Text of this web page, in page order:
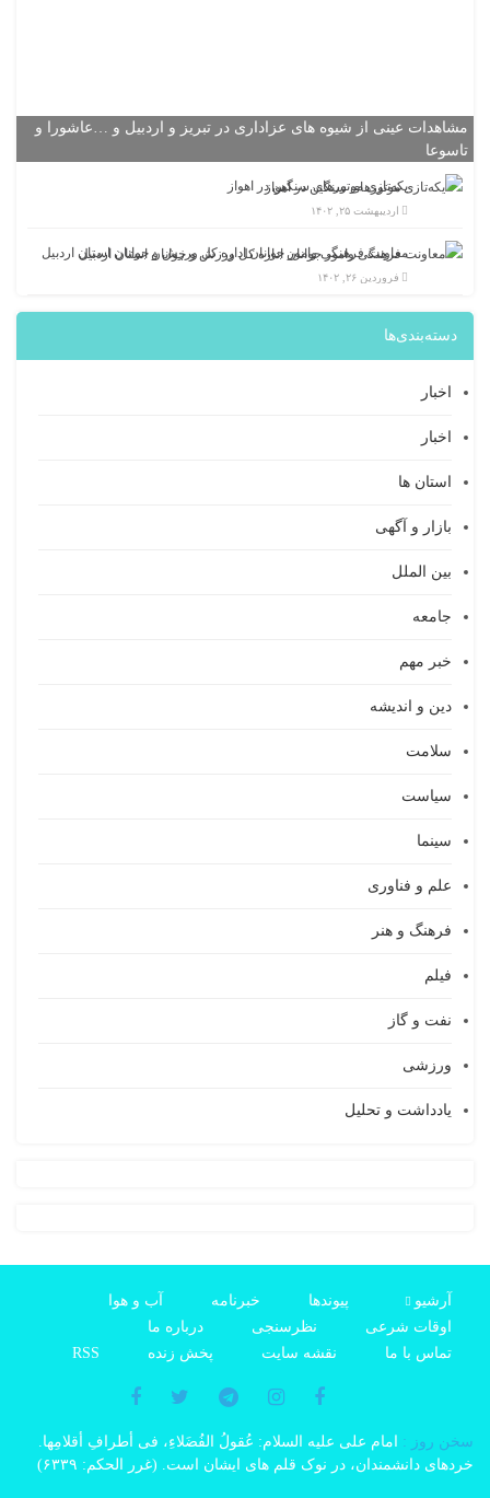
مشاهدات عینی از شیوه های عزاداری در تبریز و اردبیل و …عاشورا و
تاسوعا
یکه‌تازی موتورهای سنگین در اهواز
اردیبهشت ۲۵, ۱۴۰۲
معاونت فرهنگی وامور جوانان اداره کل ورزش و جوانان استان اردبیل
فروردین ۲۶, ۱۴۰۲
دسته‌بندی‌ها
اخبار
اخبار
استان ها
بازار و آگهی
بین الملل
جامعه
خبر مهم
دین و اندیشه
سلامت
سیاست
سینما
علم و فناوری
فرهنگ و هنر
فیلم
نفت و گاز
ورزشی
یادداشت و تحلیل
آرشیو پیوندها خبرنامه
آب و هوا
اوقات شرعی
نظرسنجی
درباره ما
تماس با ما
نقشه سایت پخش زنده RSS
سخن روز : امام على علیه السلام: عُقولُ الفُضَلاءِ، فی أطرافِ أقلامِها.
خردهاى دانشمندان، در نوک قلم هاى ایشان است. (غرر الحکم: ۶۳۳۹)